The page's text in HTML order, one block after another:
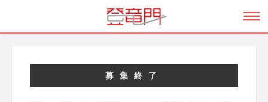
募集終了